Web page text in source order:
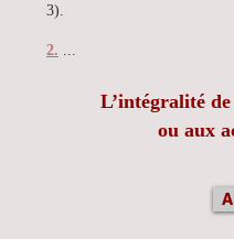
3).
2. ...
L’intégralité
ou aux